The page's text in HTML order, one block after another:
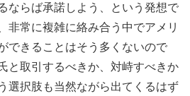
ならば承諾しよう、という発想で
非常に複雑に絡み合う中でアメリ
できることはそう多くないので
と取引するべきか、対峙すべきか
選択肢も当然ながら出てくるはず